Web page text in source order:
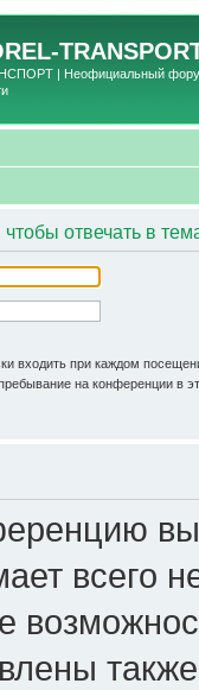
| Неофициальный форум
отвечать в
входить при каждом
на конференции в
всего